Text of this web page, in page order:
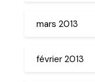
mars 2013
février 2013